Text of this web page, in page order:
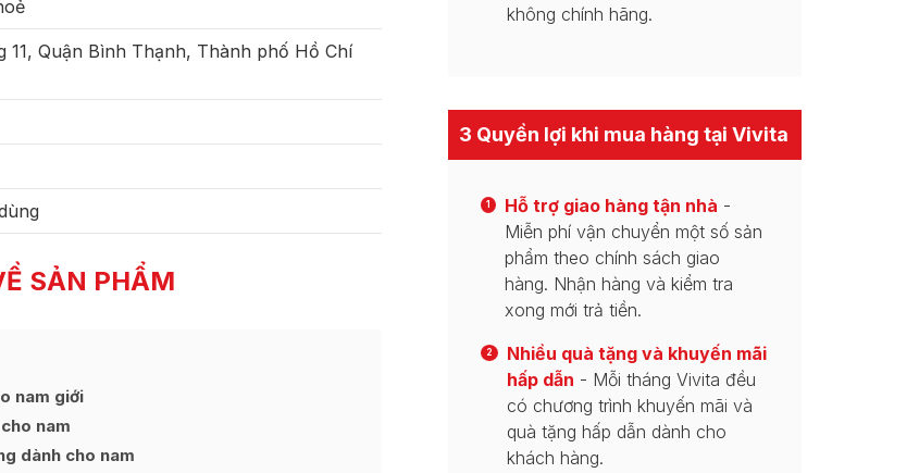
11, Quận Bình Thạnh, Thành phố Hồ Chí
SẢN PHẨM
nam giới
nam
dành cho nam
không chính hãng.
3 Quyền lợi khi mua hàng tại Vivita
1 Hỗ trợ giao hàng tận nhà -
Miễn phí vận chuyển một số sản
phẩm theo chính sách giao
hàng. Nhận hàng và kiểm tra
xong mới trả tiền.
2
Nhiều quà tặng và khuyến mãi
hấp dẫn - Mỗi tháng Vivita đều
có chương trình khuyến mãi và
quà tặng hấp dẫn dành cho
khách hàng.